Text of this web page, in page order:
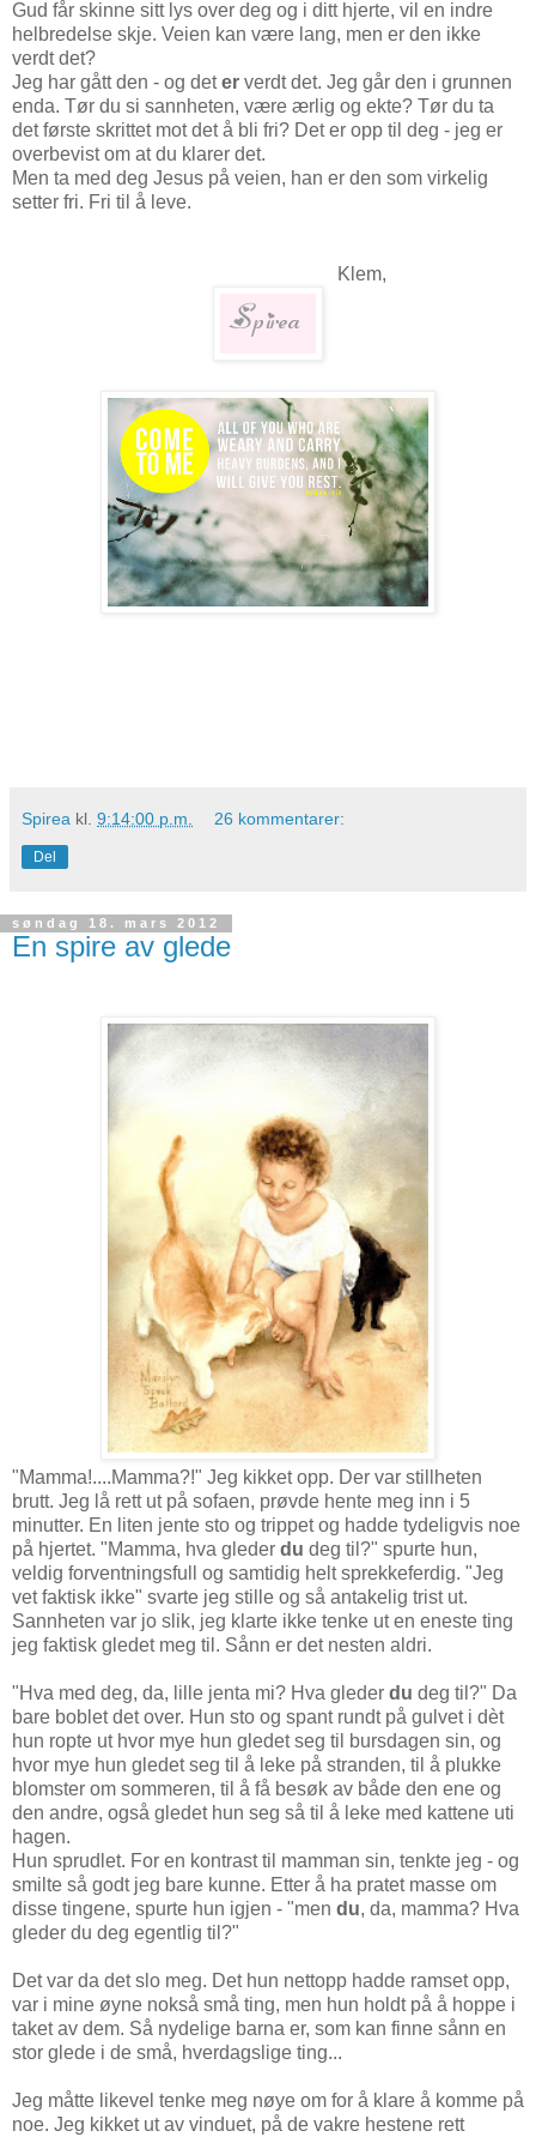
Gud får skinne sitt lys over deg og i ditt hjerte, vil en indre
helbredelse skje. Veien kan være lang, men er den ikke
verdt det?
Jeg har gått den - og deter verdt det. Jeg går den i grunnen
enda. Tør du si sannheten, være ærlig og ekte? Tør du ta
det første skrittet mot det å bli fri? Det er opp til deg - jeg er
overbevist om at du klarer det.
Men ta med deg Jesus på veien, han er den som virkelig
setter fri. Fri til å leve.
Klem,
Spirea kl. 9:14:00 p.m. 26 kommentarer:
Del
søndag 18. mars 2012
En spire av glede
"Mamma!....Mamma?!" Jeg kikket opp. Der var stillheten
brutt. Jeg lå rett ut på sofaen, prøvde hente meg inn i 5
minutter. En liten jente sto og trippet og hadde tydeligvis noe
på hjertet. "Mamma, hva gleder du deg til?" spurte hun,
veldig forventningsfull og samtidig helt sprekkeferdig. "Jeg
vet faktisk ikke" svarte jeg stille og så antakelig trist ut.
Sannheten var jo slik, jeg klarte ikke tenke ut en eneste ting
jeg faktisk gledet meg til. Sånn er det nesten aldri.
"Hva med deg, da, lille jenta mi? Hva gleder du deg til?" Da
bare boblet det over. Hun sto og spant rundt på gulvet i dèt
hun ropte ut hvor mye hun gledet seg til bursdagen sin, og
hvor mye hun gledet seg til å leke på stranden, til å plukke
blomster om sommeren, til å få besøk av både den ene og
den andre, også gledet hun seg så til å leke med kattene uti
hagen.
Hun sprudlet. For en kontrast til mamman sin, tenkte jeg - og
smilte så godt jeg bare kunne. Etter å ha pratet masse om
disse tingene, spurte hun igjen - "men du, da, mamma? Hva
gleder du deg egentlig til?"
Det var da det slo meg. Det hun nettopp hadde ramset opp,
var i mine øyne nokså små ting, men hun holdt på å hoppe i
taket av dem. Så nydelige barna er, som kan finne sånn en
stor glede i de små, hverdagslige ting...
Jeg måtte likevel tenke meg nøye om for å klare å komme på
noe. Jeg kikket ut av vinduet, på de vakre hestene rett